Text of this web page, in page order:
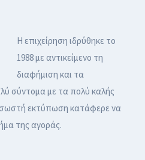
Η επιχείρηση ιδρύθηκε το
1988 με αντικείμενο τη
διαφήμιση και τα
σύντομα με τα πολύ καλής
σωστή εκτύπωση κατάφερε να
της αγοράς.